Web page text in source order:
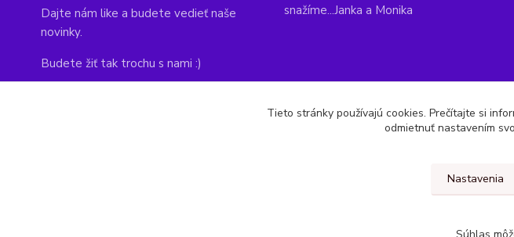
Dajte nám like a budete vedieť naše
novinky.
Budete žiť tak trochu s nami :)
snažíme...Janka a Monika
Tieto stránky používajú cookies. Prečítajte si
odmietnuť nastavením
Nastavenia